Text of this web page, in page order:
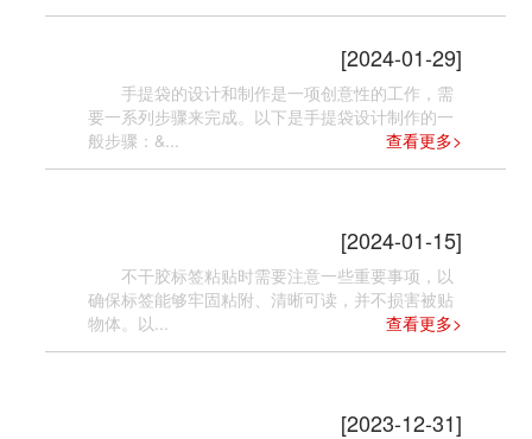
[2024-01-29]
手提袋的设计和制作是一项创意性的工作，需
要一系列步骤来完成。以下是手提袋设计制作的一
般步骤：&...
查看更多>
[2024-01-15]
不干胶标签粘贴时需要注意一些重要事项，以
确保标签能够牢固粘附、清晰可读，并不损害被贴
物体。以...
查看更多>
[2023-12-31]